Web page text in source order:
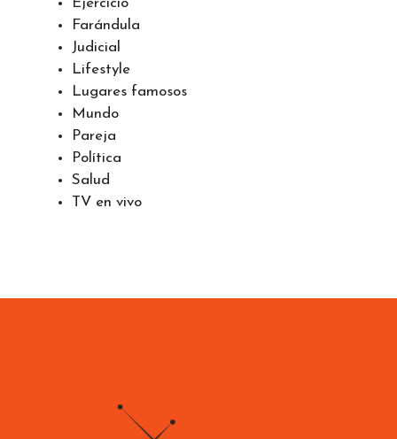
Deportes
Economía
Ejercicio
Farándula
Judicial
Lifestyle
Lugares famosos
Mundo
Pareja
Política